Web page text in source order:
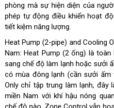
phòng mà sự hiện diện của
phép tự động điều khiển hoạt
tiết kiệm năng lượng.
Heat Pump (2-pipe) and Cooling
Nam: Heat Pump (2 ống) là
sang chế độ làm lạnh hoặc sưởi
có mùa đông lạnh (cần sưởi ấm
Only chỉ tập trung làm lạnh, đây
miền Nam với khí hậu nóng